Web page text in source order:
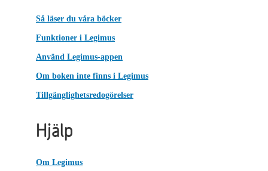
Så läser du våra böcker
Funktioner i Legimus
Använd Legimus-appen
Om boken inte finns i Legimus
Tillgänglighetsredogörelser
Hjälp
Om Legimus